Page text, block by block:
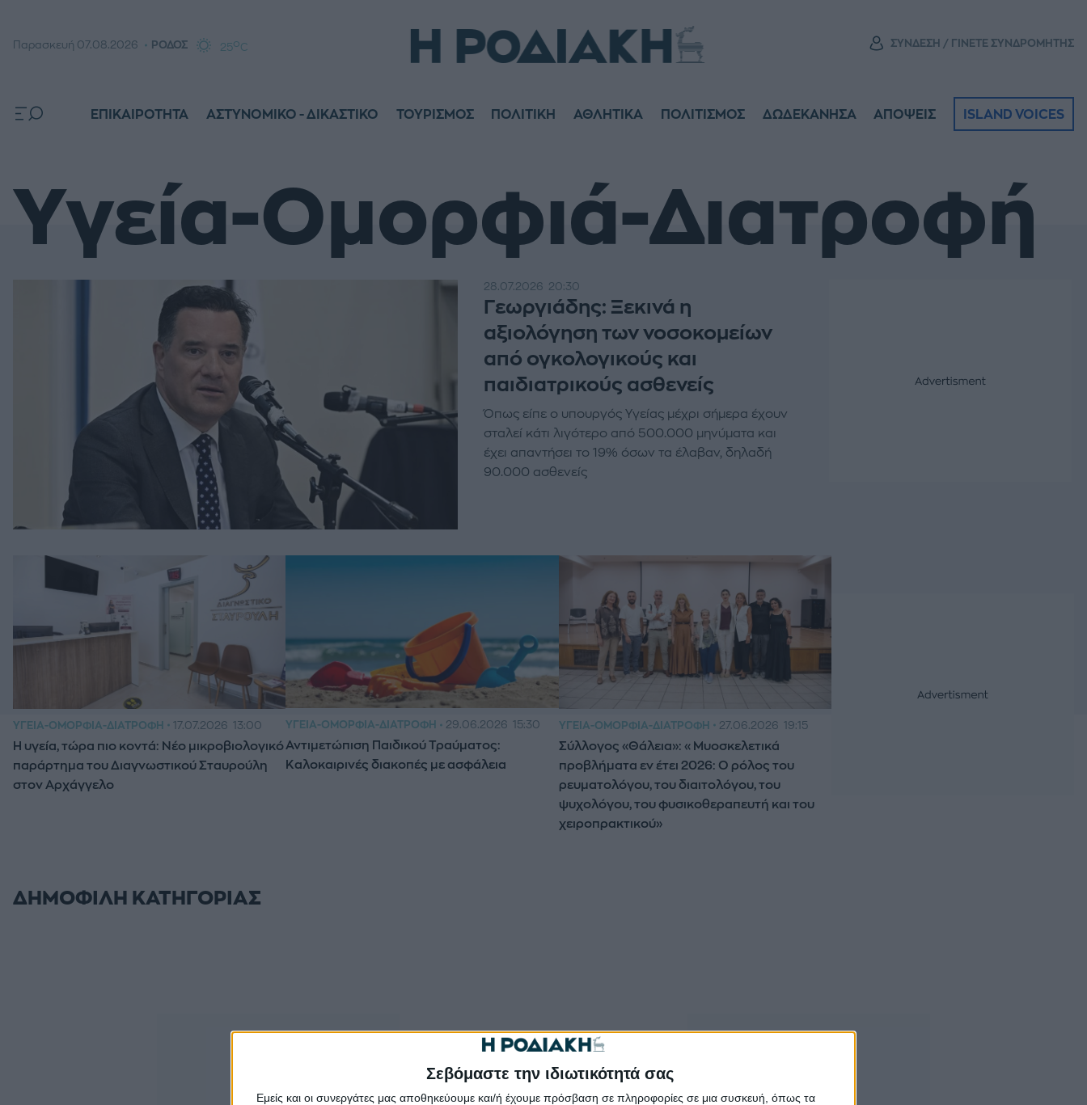
Σεβόμαστε την ιδιωτικότητά σας
Εμείς και οι συνεργάτες μας αποθηκεύουμε και/ή έχουμε πρόσβαση σε πληροφορίες σε μια συσκευή, όπως τα
Παρασκευή 07.08.2026 ΡΟΔΟΣ 25oC ΣΥΝΔΕΣΗ / ΓΙΝΕΤΕ ΣΥΝΔΡΟΜΗΤΗΣ
ΕΠΙΚΑΙΡΟΤΗΤΑ ΑΣΤΥΝΟΜΙΚΟ - ΔΙΚΑΣΤΙΚΟ ΤΟΥΡΙΣΜΟΣ ΠΟΛΙΤΙΚΗ ΑΘΛΗΤΙKA ΠΟΛΙΤΙΣΜΟΣ ΔΩΔΕΚΑΝΗΣΑ ΑΠΟΨΕΙΣ ISLAND VOICES
Υγεία-Ομορφιά-Διατροφή
28.07.2026 20:30
Γεωργιάδης: Ξεκινά η
αξιολόγηση των νοσοκομείων
από ογκολογικούς και
παιδιατρικούς ασθενείς
Όπως είπε ο υπουργός Υγείας μέχρι σήμερα έχουν
σταλεί κάτι λιγότερο από 500.000 μηνύματα και
έχει απαντήσει το 19% όσων τα έλαβαν, δηλαδή
90.000 ασθενείς
ΥΓΕΊΑ-ΟΜΟΡΦΙΆ-ΔΙΑΤΡΟΦΉ 17.07.2026 13:00
Η υγεία, τώρα πιο κοντά: Νέο μικροβιολογικό
παράρτημα του Διαγνωστικού Σταυρούλη
στον Αρχάγγελο
ΥΓΕΊΑ-ΟΜΟΡΦΙΆ-ΔΙΑΤΡΟΦΉ 29.06.2026 15:30
Αντιμετώπιση Παιδικού Τραύματος:
Καλοκαιρινές διακοπές με ασφάλεια
ΥΓΕΊΑ-ΟΜΟΡΦΙΆ-ΔΙΑΤΡΟΦΉ 27.06.2026 19:15
Σύλλογος «Θάλεια»: «Μυοσκελετικά
προβλήματα εν έτει 2026: Ο ρόλος του
ρευματολόγου, του διαιτολόγου, του
ψυχολόγου, του φυσικοθεραπευτή και του
χειροπρακτικού»
ΔΗΜΟΦΙΛΗ KATHΓΟΡΙΑΣ